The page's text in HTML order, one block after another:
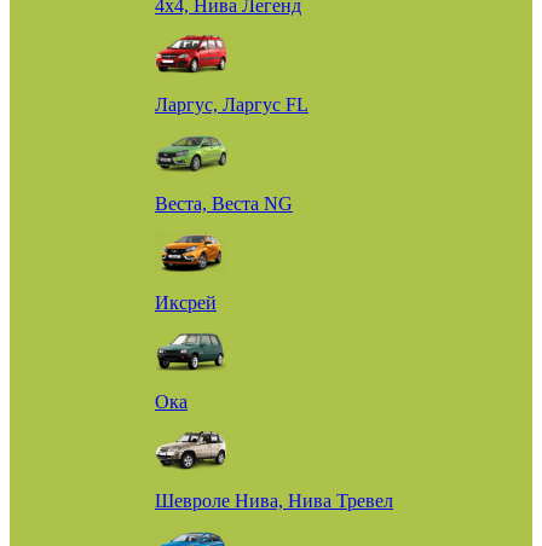
4х4, Нива Легенд
Ларгус, Ларгус FL
Веста, Веста NG
Иксрей
Ока
Шевроле Нива, Нива Тревел